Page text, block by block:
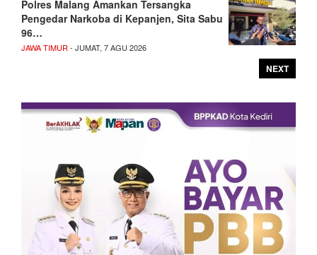
Polres Malang Amankan Tersangka
Pengedar Narkoba di Kepanjen, Sita Sabu
96…
JAWA TIMUR - JUMAT, 7 AGU 2026
NEXT